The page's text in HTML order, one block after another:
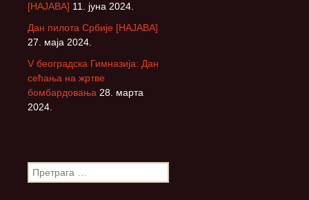
[НАЈАВА] 11. јуна 2024.
Дан пилота Србије [НАЈАВА]
27. маја 2024.
V београдска Гимназија: Дан
сећања на жртве
бомбардовања 28. марта
2024.
П
р